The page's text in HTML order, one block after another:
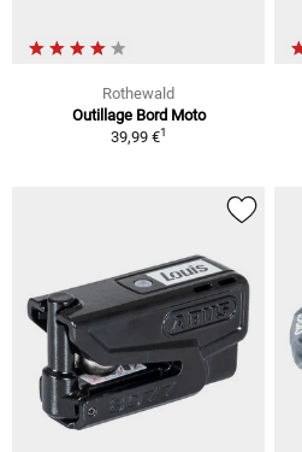
Rothewald
Outillage Bord Moto
39,99 €1